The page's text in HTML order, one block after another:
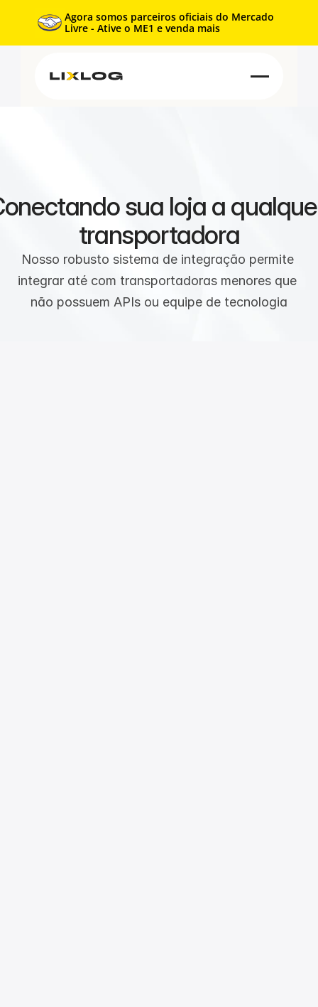
Agora somos parceiros oficiais do Mercado
Livre - Ative o ME1 e venda mais
sua loja a
transportadora
Nosso robusto sistema de integração permite
integrar até com transportadoras menores que
não possuem APIs ou equipe de tecnologia